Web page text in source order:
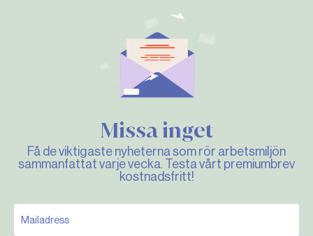
Missa inget
Få de viktigaste nyheterna som rör arbetsmiljön
sammanfattat varje vecka. Testa vårt premiumbrev
kostnadsfritt!